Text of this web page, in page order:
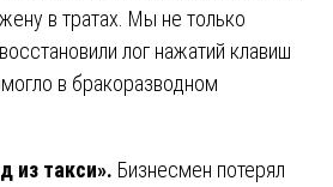
в тратах. Мы не только
лог нажатий клавиш
в бракоразводном
из такси». Бизнесмен потерял